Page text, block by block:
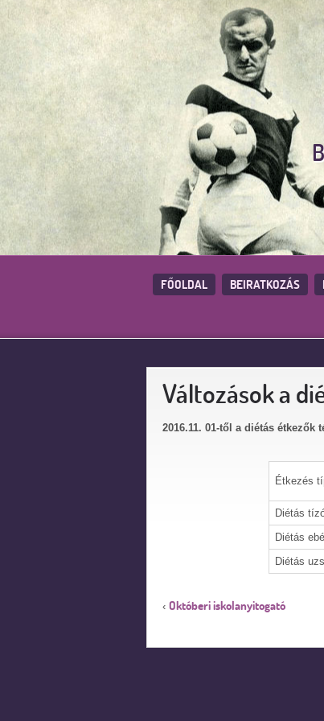
FŐOLDAL BEIRATKOZÁS
Változások a
2016.11. 01-től a diétás étkezők
Étkezés
Diétás
Diétás
Diétás
‹ Októberi iskolanyitogató